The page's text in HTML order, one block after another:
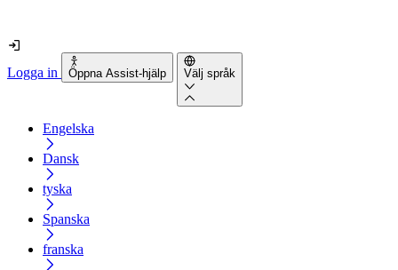
Logga in Öppna Assist-hjälp Välj språk
Engelska
Dansk
tyska
Spanska
franska